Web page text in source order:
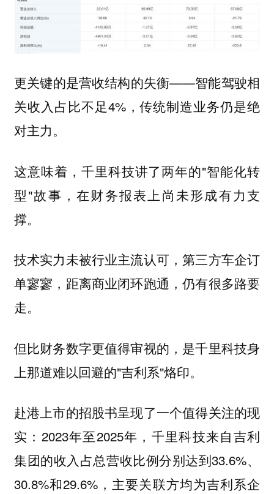
更关键的是营收结构的失衡——智能驾驶相
关收入占比不足4%，传统制造业务仍是绝
对主力。
这意味着，千里科技讲了两年的"智能化转
型"故事，在财务报表上尚未形成有力支
撑。
技术实力未被行业主流认可，第三方车企订
单寥寥，距离商业闭环跑通，仍有很多路要
走。
但比财务数字更值得审视的，是千里科技身
上那道难以回避的"吉利系"烙印。
赴港上市的招股书呈现了一个值得关注的现
实：2023年至2025年，千里科技来自吉利
集团的收入占总营收比例分别达到33.6%、
30.8%和29.6%，主要关联方均为吉利系企